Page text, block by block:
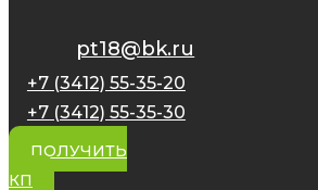
pt18@bk.ru
+7 (3412) 55-35-20
+7 (3412) 55-35-30
ПОЛУЧИТЬ
КП